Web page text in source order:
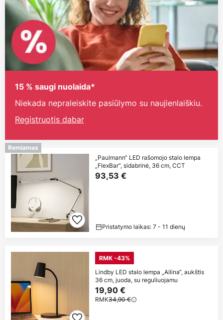
15 % saugi nuolaida*
Niekada nepraleiskite pasiūlymo su naujienlaiškiu.
Registruotis dabar
Remiamas
„Paulmann“ LED rašomojo stalo lempa
„FlexBar“, sidabrinė, 36 cm, CCT
93,53 €
Pristatymo laikas: 7 - 11 dienų
RMK -43%
Lindby LED stalo lempa „Ailina“, aukštis
36 cm, juoda, su reguliuojamu
19,90 €
RMK34,90 €